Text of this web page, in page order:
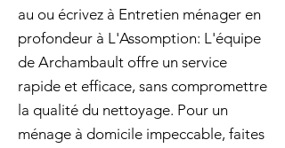
au ou écrivez à Entretien ménager en
profondeur à L'Assomption: L'équipe
de Archambault offre un service
rapide et efficace, sans compromettre
la qualité du nettoyage. Pour un
ménage à domicile impeccable, faites